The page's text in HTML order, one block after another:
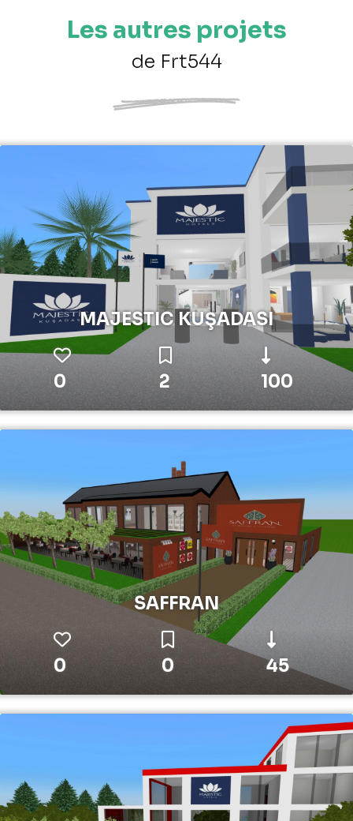
Les autres projets
de Frt544
MAJESTIC KUŞADASI
0 2 100
SAFFRAN
0 0 45